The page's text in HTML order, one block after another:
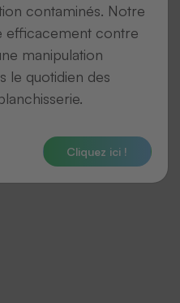
contaminés. Notre
efficacement contre
manipulation
le quotidien des
Cliquez ici !